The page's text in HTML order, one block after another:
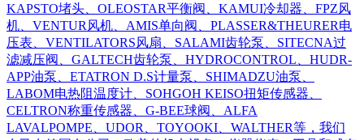
KAPSTO堵头、OLEOSTAR平衡阀、KAMUI冷却器、FPZ风
机、VENTUR风机、AMIS单向阀、PLASSER&THEURER电
压表、VENTILATORS风扇、SALAMI齿轮泵、SITECNA过
滤减压阀、GALTECH齿轮泵、HYDROCONTROL、HUDR-
APP油泵、ETATRON D.S计量泵、SHIMADZU油泵、
LABOM电热阻温度计、SOHGOH KEISO扭矩传感器、
CELTRON称重传感器、G-BEE球阀、ALFA
LAVALPOMPE、UDOR、TOYOOKI、WALTHER等，我们